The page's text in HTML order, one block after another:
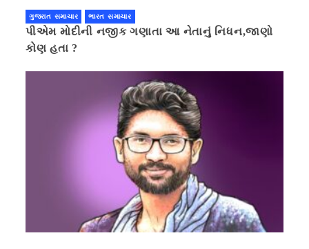
ગુજરાત સમાચાર ભારત સમાચાર
પીએમ મોદીની નજીક ગણાતા આ નેતાનું નિધન,જાણો
કોણ હતા ?